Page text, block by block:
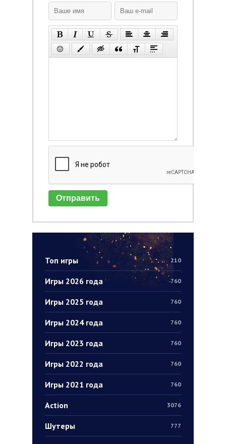
Топ игры 210
Игры 2026 года 760
Игры 2025 года 760
Игры 2024 года 760
Игры 2023 года 760
Игры 2022 года 760
Игры 2021 года 760
Action 3076
Шутеры 777
Отправить